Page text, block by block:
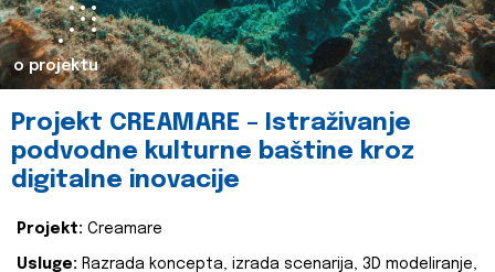
o projektu
Projekt CREAMARE – Istraživanje
podvodne kulturne baštine kroz
digitalne inovacije
Projekt: Creamare
Usluge: Razrada koncepta, izrada scenarija, 3D modeliranje,